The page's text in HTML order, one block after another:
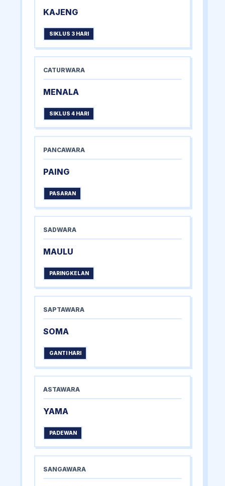
KAJENG
SIKLUS 3 HARI
CATURWARA
MENALA
SIKLUS 4 HARI
PANCAWARA
PAING
PASARAN
SADWARA
MAULU
PARINGKELAN
SAPTAWARA
SOMA
GANTI HARI
ASTAWARA
YAMA
PADEWAN
SANGAWARA